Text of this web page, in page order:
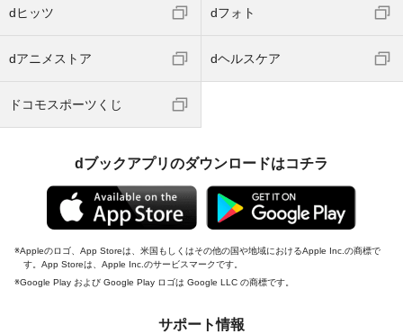
dヒッツ dフォト
dアニメストア dヘルスケア
ドコモスポーツくじ
dブックアプリのダウンロードはコチラ
Appleのロゴ、App Storeは、米国もしくはその他の国や地域におけるApple Inc.の商標で
す。App Storeは、Apple Inc.のサービスマークです。
Google Play および Google Play ロゴは Google LLC の商標です。
サポート情報